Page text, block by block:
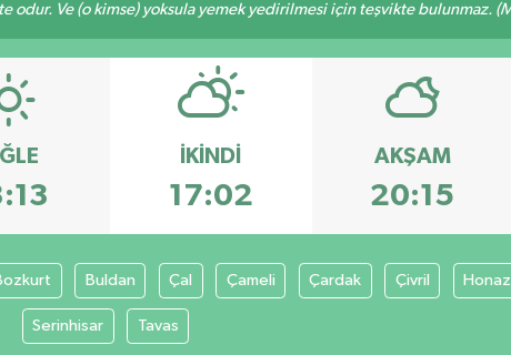
odur. Ve (o kimse) yoksula yemek yedirilmesi için teşvikte bulunmaz.
İKINDI
17:02
AKŞAM
20:15
Buldan Çal Çameli Çardak Çivril Honaz
Serinhisar Tavas